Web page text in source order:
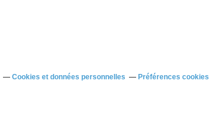
Cookies et données personnelles Préférences cookies